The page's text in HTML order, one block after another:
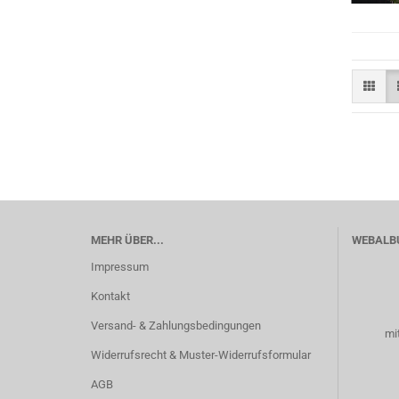
MEHR ÜBER...
Impressum
Kontakt
Versand- & Zahlungsbedingungen
Widerrufsrecht & Muster-Widerrufsformular
AGB